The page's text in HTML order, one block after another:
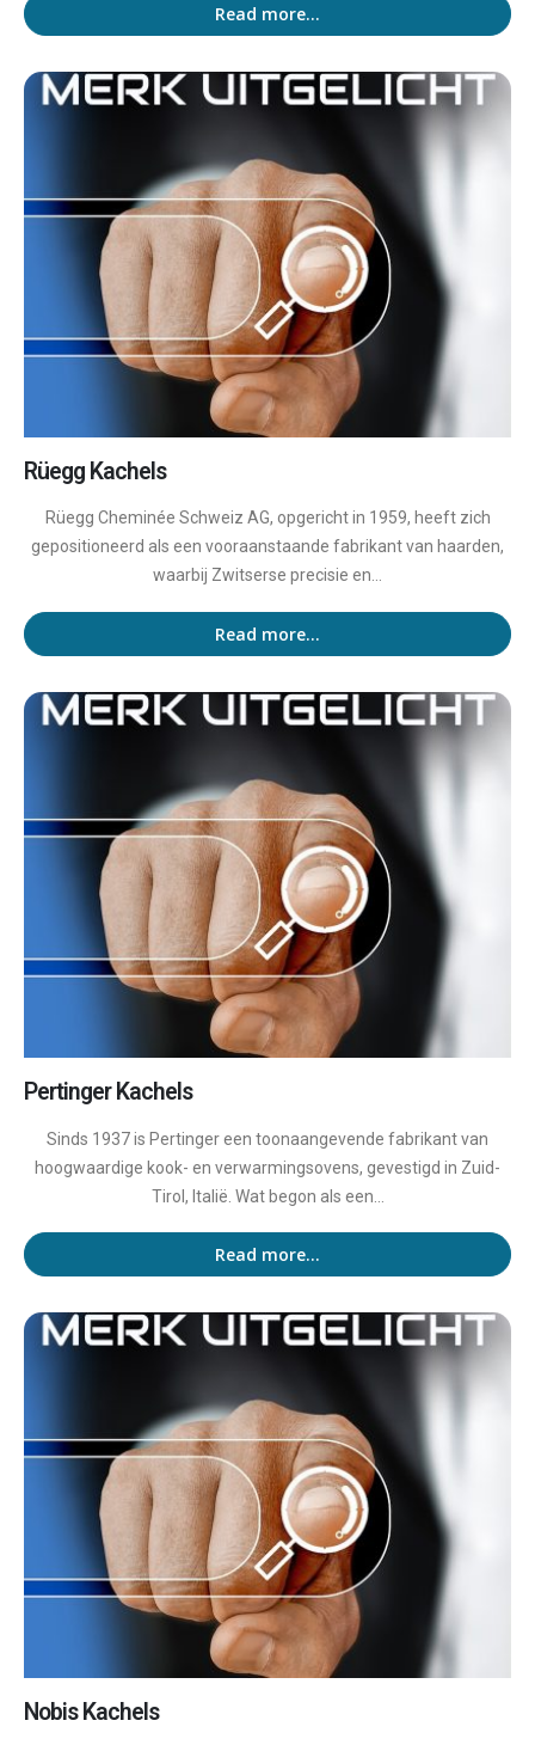
Read more...
Rüegg Kachels
Rüegg Cheminée Schweiz AG, opgericht in 1959, heeft zich
gepositioneerd als een vooraanstaande fabrikant van haarden,
waarbij Zwitserse precisie en...
Read more...
Pertinger Kachels
Sinds 1937 is Pertinger een toonaangevende fabrikant van
hoogwaardige kook- en verwarmingsovens, gevestigd in Zuid-
Tirol, Italië. Wat begon als een...
Read more...
Nobis Kachels